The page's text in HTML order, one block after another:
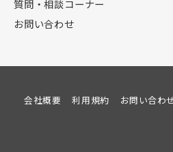
質問・相談コーナー
お問い合わせ
会社概要 利用規約 お問い合わ